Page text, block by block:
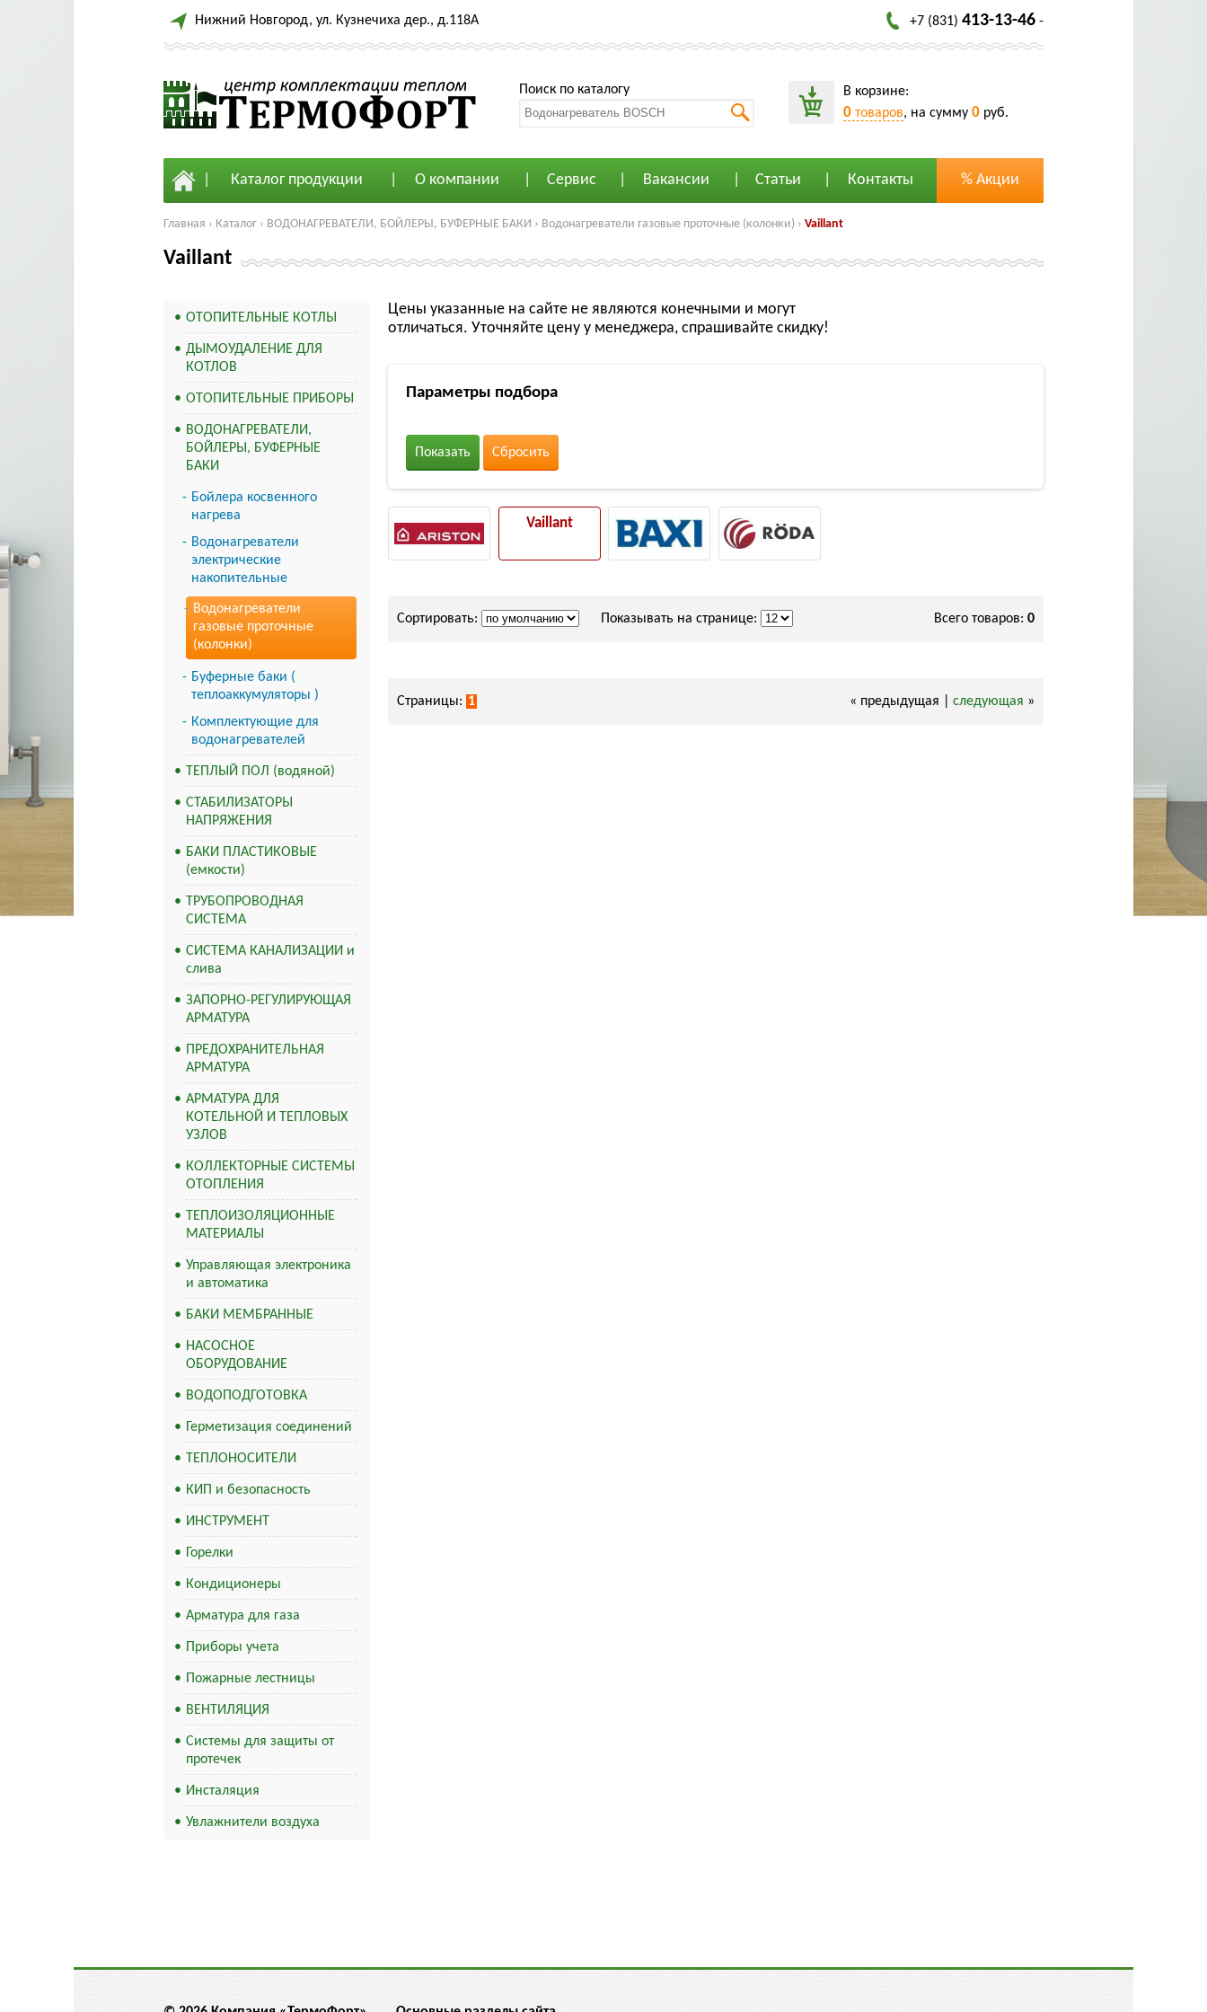
Нижний Новгород, ул. Кузнечиха дер., д.118А +7 (831) 413-13-46 -
Поиск по каталогу В корзине:
0 товаров, на сумму 0 руб.
Каталог продукции О компании Сервис Вакансии Статьи Контакты % Акции
Главная › Каталог › ВОДОНАГРЕВАТЕЛИ, БОЙЛЕРЫ, БУФЕРНЫЕ БАКИ › Водонагреватели газовые проточные (колонки) › Vaillant
Vaillant
ОТОПИТЕЛЬНЫЕ КОТЛЫ
ДЫМОУДАЛЕНИЕ ДЛЯ
КОТЛОВ
ОТОПИТЕЛЬНЫЕ ПРИБОРЫ
ВОДОНАГРЕВАТЕЛИ,
БОЙЛЕРЫ, БУФЕРНЫЕ
БАКИ
Бойлера косвенного
нагрева
Водонагреватели
электрические
накопительные
Водонагреватели
газовые проточные
(колонки)
Буферные баки (
теплоаккумуляторы )
Комплектующие для
водонагревателей
ТЕПЛЫЙ ПОЛ (водяной)
СТАБИЛИЗАТОРЫ
НАПРЯЖЕНИЯ
БАКИ ПЛАСТИКОВЫЕ
(емкости)
ТРУБОПРОВОДНАЯ
СИСТЕМА
СИСТЕМА КАНАЛИЗАЦИИ и
слива
ЗАПОРНО-РЕГУЛИРУЮЩАЯ
АРМАТУРА
ПРЕДОХРАНИТЕЛЬНАЯ
АРМАТУРА
АРМАТУРА ДЛЯ
КОТЕЛЬНОЙ И ТЕПЛОВЫХ
УЗЛОВ
КОЛЛЕКТОРНЫЕ СИСТЕМЫ
ОТОПЛЕНИЯ
ТЕПЛОИЗОЛЯЦИОННЫЕ
МАТЕРИАЛЫ
Управляющая электроника
и автоматика
БАКИ МЕМБРАННЫЕ
НАСОСНОЕ
ОБОРУДОВАНИЕ
ВОДОПОДГОТОВКА
Герметизация соединений
ТЕПЛОНОСИТЕЛИ
КИП и безопасность
ИНСТРУМЕНТ
Горелки
Кондиционеры
Арматура для газа
Приборы учета
Пожарные лестницы
ВЕНТИЛЯЦИЯ
Системы для защиты от
протечек
Инсталяция
Увлажнители воздуха
Цены указанные на сайте не являются конечными и могут
отличаться. Уточняйте цену у менеджера, спрашивайте скидку!
Параметры подбора
Показать Сбросить
Vaillant
Всего товаров: 0
Сортировать: Показывать на странице:
« предыдущая | следующая »
Страницы: 1